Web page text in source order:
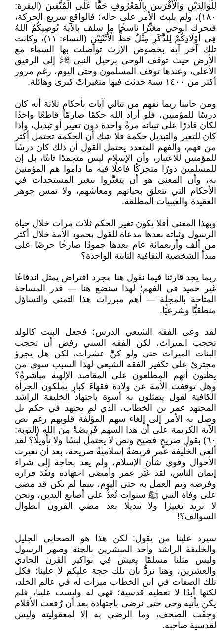
لِلْوَالِدَيْنِ وَالْأَقْرَبِينَ بِالْمَعْرُوفِ حَقًّا عَلَى الْمُتَّقِينَ (البقرة:
١٨٠)، ولم يلبث الأمر على حاله؛ فالواقع سريع الحركة،
فتحرك الوحي مغيِّرًا ناسخًا ما سلف بالآية يُوصِيكُمُ اللهُ
فِي أَوْلَادِكُمْ لِلذَّكَرِ مِثْلُ حَظِّ الْأُنْثَيَيْنِ (النساء: ١١)، وكانت
تلك آخر آية بخصوص الإرث تواصلت بها السماء مع
الأرض حيث توقف الوحي برحيل النبي ﷺ إلى الرفيق
الأعلى، وعندها توقف المسلمون وحتى اليوم، رغم مرور
أكثر من ١٤٠٠ سنة حدثت فيها متغيراتٌ كبرى وهائلة.
ومن جانبنا ربما نفهم من تتالي آيات بأحكامٍ ثلاثة أنه كان
درسًا للمؤمنين، فلو أراد الله حكمًا صارمًا قاطعًا واحدًا
لكان قادرًا على تبيانه مرةً واحدة دون تغيير أو تبديل، وإذا
كان للتغير والتبديل حكمة فلا شك أن الحكمة تحتمل أكثر
من فهم، والفهم المتعدد يحتمل القول أن ذلك كان درسًا
للمؤمنين للاعتبار، وأن الإسلام ليس متجمدًا ثابتًا، بل إن
للمسلمين دورًا متحركًا فاعلًا فيه ما داموا هم المؤمنين
به، وأن المعنى هو أن يتغيَّروا بتغير المستجدات في
الأحكام التي تتعلق بحياتهم ومعاشهم، ولا تمس جوهر
العقيدة والغيبيات المطلقة.
وبهذا المعنى أفلا يكون تغير الحكم ثلاث مرات خلال حياة
الرسول وثباته بعدها مدعاة للقول بجمود الأمة خلال أكثر
من ألف وأربعمائة عام بعدها جمودًا صارخًا حرصًا على
مبدأ الشخصية الثقافية الثابتة الواحدة؟
ربما يجد قارئنا فيما نقول هنا مجرد افتراض يمثل اندفاعًا
غير حميد في الفهم؛ لهذا سنضع هنا — قدر المساحة
المتاحة بالمجلة — أهم مبررات هذا التمني والتساؤل
منطقيًّا وشرعيًّا.
لقد وعى الفقه الشيعي الدرس؛ فجعل البنت كالولد
تحجب الميراث، لكن الفقه السني رفض أن تحجب
البنات الميراث حتى ولو كنَّ عشرات، لكن هل يجرؤ
مجترئ على تكفير الفقه الشيعي لهذا السبب سوى من
يظنون أنهم المطلعون على المقاصد الإلهية مباشرةً؟
وهل توقفت الأمة عن ولادة فقهاءَ كبارٍ يملكون الجرأة
الكافية لقول يتمثلون به أسوة باجتهاد الخليفة الراشد
المجتهد عمر بن الخطاب، الذي لم يجتهد في حكم بل
وصل به الأمر إلى إلغاء سهم المؤلَّفة قلوبهم رغم نص
الآية الكريمة على أن هذا السهم فَرِيضَةً مِنَ اللهِ (التوبة:
٦٠) بقولٍ صريحٍ فصيح ونص لا يحتمل لبسًا ولا تأويلًا؟ لقد
ألغى الخليفة عمر فريضةً إسلاميةً صريحة، بعد أن تغيرت
الأحوال وقوي شأن الإسلام، ولم يعد بحاجة إلى شراء
إيمان الناس، لقد غيَّر عمر وأمضى اجتهاده ونفَّذ قراره
وفرضه وتم العمل به حتى اليوم، بينما لم يكن قد مضى
على وفاة النبي ﷺ سنوات تُعدُّ على أصابع اليدين، ونحن
لا نريد تغييرًا ولا تبديلًا بعد مضي القرون الطوال
السوالف؟!
سيرد علينا من يقول: لكن هذا هو الصحابي الجليل
والخليفة الراشد وأحد المبشرين بالجنة وصهر الرسول
وليس مثلنا مسلمًا يعيش في بواكير القرن الحادي
والعشرين، وهنا نردُّ بأن تلك حجة عليكم لا علينا؛ فكل
تلك الصفات في ابن الخطاب ميزات له في عالم الخلد،
لكنها أبدًا لا تعطيه قدسية؛ فهي له وليست علينا، فلم
يكن يأتيه وحي حتى نرضى باجتهاده بعد أن رُفعت الأقلام
وجفَّت الصحف، وما الرضى به إلا لمعقوليته وليس
لقدسية صاحبه.